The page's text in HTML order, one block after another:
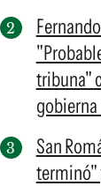
tribuna"
San
terminó"